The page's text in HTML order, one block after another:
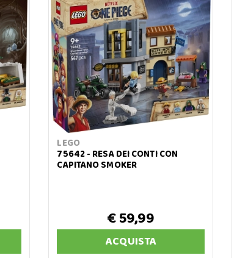
LEGO
75642 - RESA DEI CONTI CON
CAPITANO SMOKER
€ 59,99
ACQUISTA